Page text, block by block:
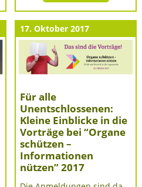
17. Oktober 2017
Für alle
Unentschlossenen:
Kleine Einblicke in die
Vorträge bei “Organe
schützen –
Informationen
nützen” 2017